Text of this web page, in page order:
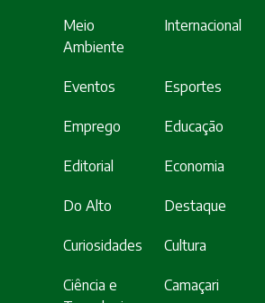
Meio
Ambiente
Internacional
Eventos Esportes
Emprego Educação
Editorial Economia
Do Alto Destaque
Curiosidades Cultura
Ciência e
Camaçari